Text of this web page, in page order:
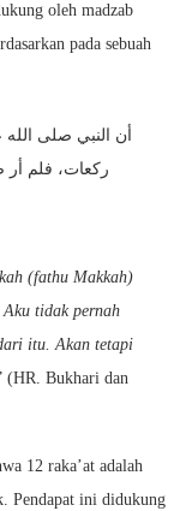
oleh madzab
pada sebuah
أن النبي صلى
ركعات، فلم أر
(fathu Makkah)
tidak pernah
itu. Akan tetapi
(HR. Bukhari dan
12 raka’at adalah
Pendapat ini didukung